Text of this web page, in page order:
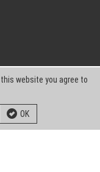
website you agree to
OK